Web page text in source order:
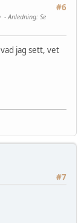
#6
Anledning: Se
jag sett, vet
#7